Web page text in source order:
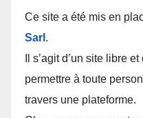
Ce site a été mis en
Sarl .
Il s’agit d’un site libre
permettre à toute
travers une plateforme.